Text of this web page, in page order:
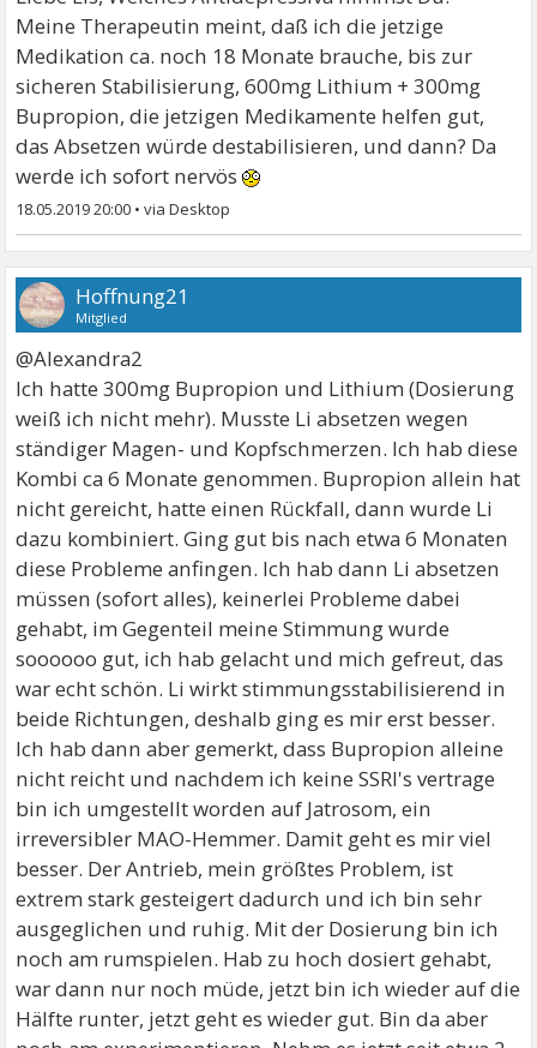
Meine Therapeutin meint, daß ich die jetzige
Medikation ca. noch 18 Monate brauche, bis zur
sicheren Stabilisierung, 600mg Lithium + 300mg
Bupropion, die jetzigen Medikamente helfen gut,
das Absetzen würde destabilisieren, und dann? Da
werde ich sofort nervös
18.05.2019 20:00 •
Hoffnung21
Mitglied
@Alexandra2
Ich hatte 300mg Bupropion und Lithium (Dosierung
weiß ich nicht mehr). Musste Li absetzen wegen
ständiger Magen- und Kopfschmerzen. Ich hab diese
Kombi ca 6 Monate genommen. Bupropion allein hat
nicht gereicht, hatte einen Rückfall, dann wurde Li
dazu kombiniert. Ging gut bis nach etwa 6 Monaten
diese Probleme anfingen. Ich hab dann Li absetzen
müssen (sofort alles), keinerlei Probleme dabei
gehabt, im Gegenteil meine Stimmung wurde
soooooo gut, ich hab gelacht und mich gefreut, das
war echt schön. Li wirkt stimmungsstabilisierend in
beide Richtungen, deshalb ging es mir erst besser.
Ich hab dann aber gemerkt, dass Bupropion alleine
nicht reicht und nachdem ich keine SSRI's vertrage
bin ich umgestellt worden auf Jatrosom, ein
irreversibler MAO-Hemmer. Damit geht es mir viel
besser. Der Antrieb, mein größtes Problem, ist
extrem stark gesteigert dadurch und ich bin sehr
ausgeglichen und ruhig. Mit der Dosierung bin ich
noch am rumspielen. Hab zu hoch dosiert gehabt,
war dann nur noch müde, jetzt bin ich wieder auf die
Hälfte runter, jetzt geht es wieder gut. Bin da aber